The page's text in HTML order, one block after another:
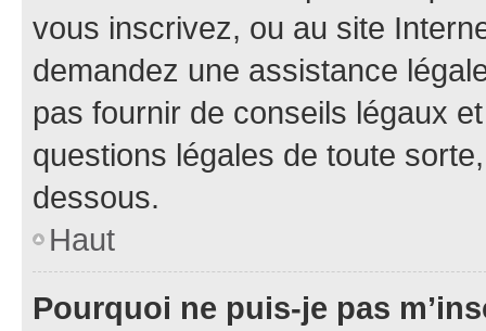
vous inscrivez, ou au site
demandez une assistance
pas fournir de conseils légaux
questions légales de toute
dessous.
Haut
Pourquoi ne puis-je pas